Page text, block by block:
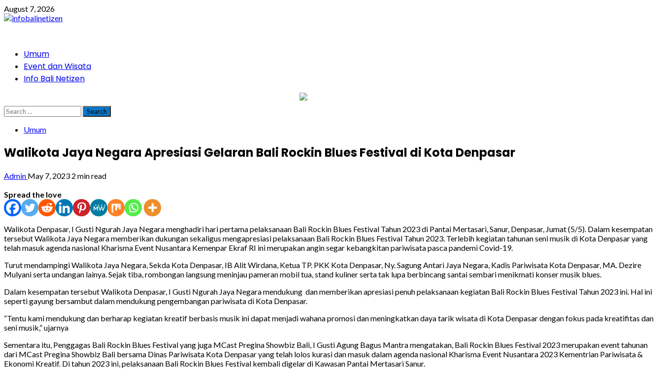
Skip
to
August 7, 2026
PrimaryUmum
Event dan Wisata
Info Bali Netizen
Search
for:
Umum
Walikota Jaya Negara Apresiasi Gelaran Bali Rockin Blues Festival di Kota Denpasar
Admin May 7, 2023 2 min read
Spread the love
Walikota Denpasar, I Gusti Ngurah Jaya Negara menghadiri hari pertama pelaksanaan Bali Rockin Blues Festival Tahun 2023 di Pantai Mertasari, Sanur, Denpasar, Jumat (5/5). Dalam kesempatan
tersebut Walikota Jaya Negara memberikan dukungan sekaligus mengapresiasi pelaksanaan Bali Rockin Blues Festival Tahun 2023. Terlebih kegiatan tahunan seni musik di Kota Denpasar yang
telah masuk agenda nasional Kharisma Event Nusantara Kemenpar Ekraf RI ini merupakan angin segar kebangkitan pariwisata pasca pandemi Covid-19.
Turut mendampingi Walikota Jaya Negara, Sekda Kota Denpasar, IB Alit Wirdana, Ketua TP. PKK Kota Denpasar, Ny. Sagung Antari Jaya Negara, Kadis Pariwisata Kota Denpasar, MA. Dezire
Mulyani serta undangan lainya. Sejak tiba, rombongan langsung meninjau pameran mobil tua, stand kuliner serta tak lupa berbincang santai sembari menikmati konser musik blues.
Dalam kesempatan tersebut Walikota Denpasar, I Gusti Ngurah Jaya Negara mendukung dan memberikan apresiasi penuh pelaksanaan kegiatan Bali Rockin Blues Festival Tahun 2023 ini. Hal ini
seperti gayung bersambut dalam mendukung pengembangan pariwisata di Kota Denpasar.
“Tentu kami mendukung dan berharap kegiatan kreatif berbasis musik ini dapat menjadi wahana promosi dan meningkatkan daya tarik wisata di Kota Denpasar dengan fokus pada kreatifitas dan
seni musik,” ujarnya
Sementara itu, Penggagas Bali Rockin Blues Festival yang juga MCast Pregina Showbiz Bali, I Gusti Agung Bagus Mantra mengatakan, Bali Rockin Blues Festival 2023 merupakan event tahunan
dari MCast Pregina Showbiz Bali bersama Dinas Pariwisata Kota Denpasar yang telah lolos kurasi dan masuk dalam agenda nasional Kharisma Event Nusantara 2023 Kementrian Pariwisata &
Ekonomi Kreatif. Di tahun 2023 ini, pelaksanaan Bali Rockin Blues Festival kembali digelar di Kawasan Pantai Mertasari Sanur.